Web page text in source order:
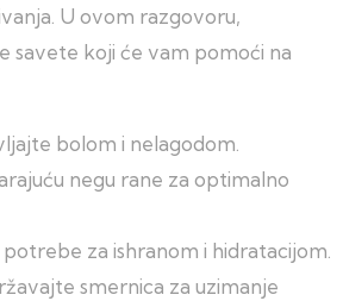
U ovom razgovoru,
savete koji će vam pomoći na
bolom i nelagodom.
negu rane za optimalno
za ishranom i hidratacijom.
smernica za uzimanje